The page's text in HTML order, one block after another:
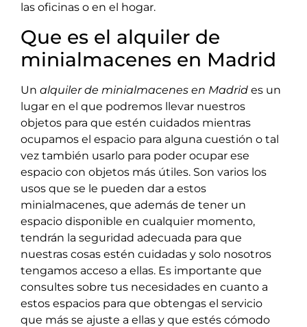
las oficinas o en el hogar.
Que es el alquiler de
minialmacenes en Madrid
Un alquiler de minialmacenes en Madrid es un
lugar en el que podremos llevar nuestros
objetos para que estén cuidados mientras
ocupamos el espacio para alguna cuestión o tal
vez también usarlo para poder ocupar ese
espacio con objetos más útiles. Son varios los
usos que se le pueden dar a estos
minialmacenes, que además de tener un
espacio disponible en cualquier momento,
tendrán la seguridad adecuada para que
nuestras cosas estén cuidadas y solo nosotros
tengamos acceso a ellas. Es importante que
consultes sobre tus necesidades en cuanto a
estos espacios para que obtengas el servicio
que más se ajuste a ellas y que estés cómodo